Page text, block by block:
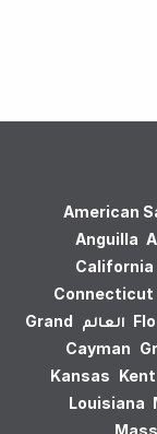
American
Anguilla
California
Connecticut
العالم
Grand
Cayman
Kansas
Louisiana